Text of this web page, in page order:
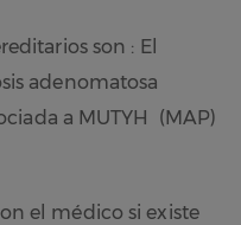
son : El
adenomatosa
a MUTYH (MAP)
el médico si existe